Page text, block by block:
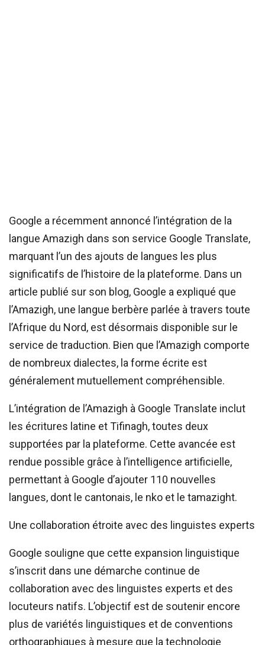
Google a récemment annoncé l’intégration de la
langue Amazigh dans son service Google Translate,
marquant l’un des ajouts de langues les plus
significatifs de l’histoire de la plateforme. Dans un
article publié sur son blog, Google a expliqué que
l’Amazigh, une langue berbère parlée à travers toute
l’Afrique du Nord, est désormais disponible sur le
service de traduction. Bien que l’Amazigh comporte
de nombreux dialectes, la forme écrite est
généralement mutuellement compréhensible.
L’intégration de l’Amazigh à Google Translate inclut
les écritures latine et Tifinagh, toutes deux
supportées par la plateforme. Cette avancée est
rendue possible grâce à l’intelligence artificielle,
permettant à Google d’ajouter 110 nouvelles
langues, dont le cantonais, le nko et le tamazight.
Une collaboration étroite avec des linguistes experts
Google souligne que cette expansion linguistique
s’inscrit dans une démarche continue de
collaboration avec des linguistes experts et des
locuteurs natifs. L’objectif est de soutenir encore
plus de variétés linguistiques et de conventions
orthographiques à mesure que la technologie